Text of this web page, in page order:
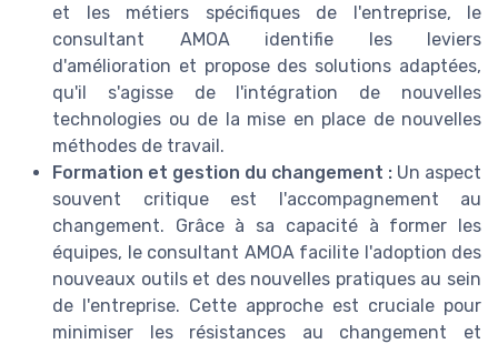
et les métiers spécifiques de l'entreprise, le
consultant AMOA identifie les leviers
d'amélioration et propose des solutions adaptées,
qu'il s'agisse de l'intégration de nouvelles
technologies ou de la mise en place de nouvelles
méthodes de travail.
Formation et gestion du changement : Un aspect
souvent critique est l'accompagnement au
changement. Grâce à sa capacité à former les
équipes, le consultant AMOA facilite l'adoption des
nouveaux outils et des nouvelles pratiques au sein
de l'entreprise. Cette approche est cruciale pour
minimiser les résistances au changement et